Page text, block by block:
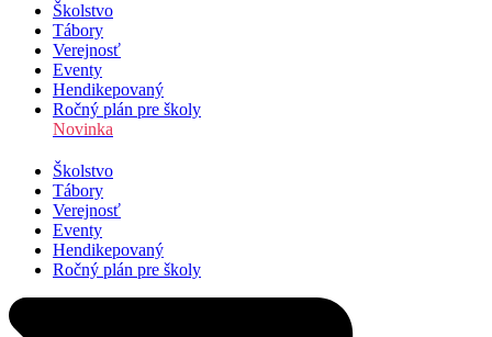
Školstvo
Tábory
Verejnosť
Eventy
Hendikepovaný
Ročný plán pre školy
Novinka
Školstvo
Tábory
Verejnosť
Eventy
Hendikepovaný
Ročný plán pre školy